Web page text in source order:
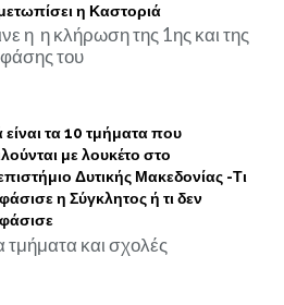
η Καστοριά
η η κλήρωση της 1ης και της
του
είναι τα 10 τμήματα που
με λουκέτο στο
Δυτικής Μακεδονίας -Τι
η Σύγκλητος ή τι δεν
τμήματα και σχολές